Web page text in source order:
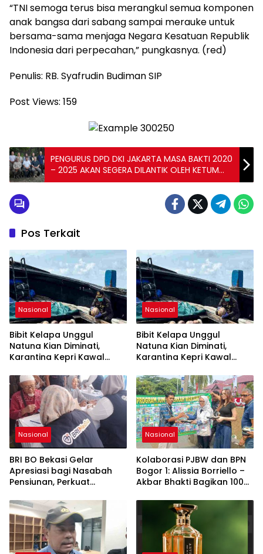
“TNI semoga terus bisa merangkul semua komponen
anak bangsa dari sabang sampai merauke untuk
bersama-sama menjaga Negara Kesatuan Republik
Indonesia dari perpecahan,” pungkasnya. (red)
Penulis: RB. Syafrudin Budiman SIP
Post Views: 159
PENGURUS DPD DKI JAKARTA MASA BAKTI 2020
– 2025 AKAN SEGERA DILANTIK OLEH KETUM
PEWARNA INDONESIA
Pos Terkait
Nasional
Bibit Kelapa Unggul
Natuna Kian Diminati,
Karantina Kepri Kawal
Bintan
Nasional
Bibit Kelapa Unggul
Natuna Kian Diminati,
Karantina Kepri Kawal
Bintan
Nasional
BRI BO Bekasi Gelar
Apresiasi bagi Nasabah
Pensiunan, Perkuat
Nasional
Kolaborasi PJBW dan BPN
Bogor 1: Alissia Borriello –
Akbar Bhakti Bagikan 100
Cibinong